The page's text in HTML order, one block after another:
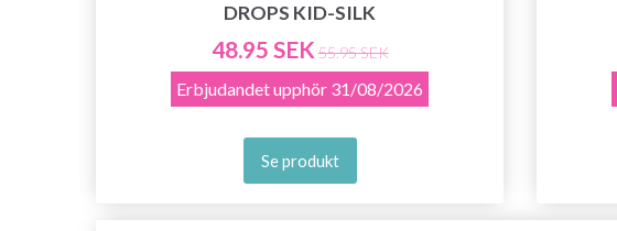
DROPS KID-SILK
48.95 SEK 55.95 SEK
Erbjudandet upphör 31/08/2026
Se produkt